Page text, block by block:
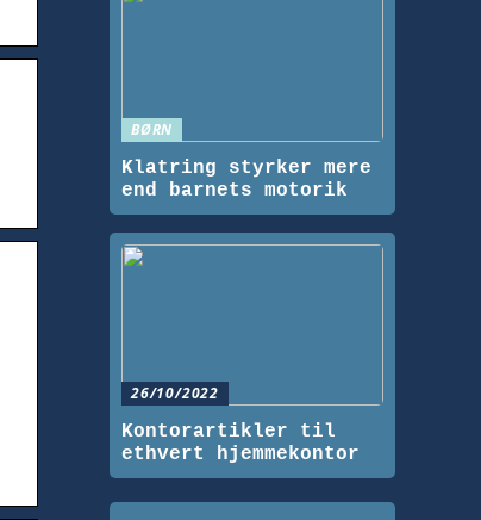
BØRN
Klatring styrker mere
end barnets motorik
26/10/2022
Kontorartikler til
ethvert hjemmekontor